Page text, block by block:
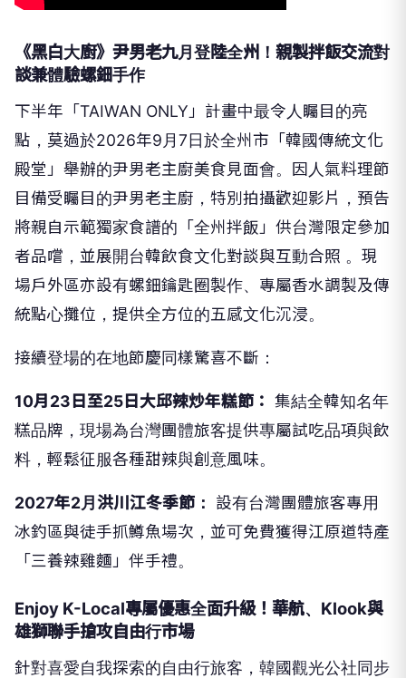
《黑白大廚》尹男老九月登陸全州！親製拌飯交流對
談兼體驗螺鈿手作
下半年「TAIWAN ONLY」計畫中最令人矚目的亮
點，莫過於2026年9月7日於全州市「韓國傳統文化
殿堂」舉辦的尹男老主廚美食見面會。因人氣料理節
目備受矚目的尹男老主廚，特別拍攝歡迎影片，預告
將親自示範獨家食譜的「全州拌飯」供台灣限定參加
者品嚐，並展開台韓飲食文化對談與互動合照 。現
場戶外區亦設有螺鈿鑰匙圈製作、專屬香水調製及傳
統點心攤位，提供全方位的五感文化沉浸。
接續登場的在地節慶同樣驚喜不斷：
10月23日至25日大邱辣炒年糕節： 集結全韓知名年
糕品牌，現場為台灣團體旅客提供專屬試吃品項與飲
料，輕鬆征服各種甜辣與創意風味。
2027年2月洪川江冬季節：
設有台灣團體旅客專用
冰釣區與徒手抓鱒魚場次，並可免費獲得江原道特產
「三養辣雞麵」伴手禮。
Enjoy K-Local專屬優惠全面升級！華航、Klook與
雄獅聯手搶攻自由行市場
針對喜愛自我探索的自由行旅客，韓國觀光公社同步